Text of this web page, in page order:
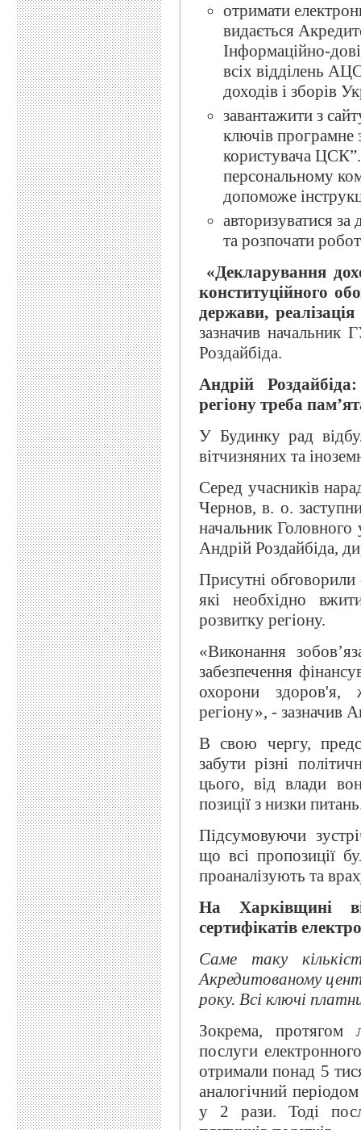
отримати
видається
Інформаційно-
всіх відділень
доходів і зборів
завантажити з
ключів програмне
користувача
персональному
допоможе
авторизуватися
та розпочати
«Декларування
конституційного
держави,
зазначив начальник
Роздайбіда.
Андрій
регіону треба
У Будинку рад
вітчизняних та
Серед учасників
Чернов, в. о.
начальник Головного
Андрій Роздайбіда,
Присутні обговорили
які необхідно
розвитку регіону.
«Виконання
забезпечення
охорони здоров'я,
регіону», - зазначив
В свою чергу,
забути різні
цього, від влади
позиції з низки
Підсумовуючи
що всі пропозиції
проаналізують та
На Харківщині
сертифікатів
Саме таку
Акредитованому
року. Всі ключі
Зокрема, протягом
послуги
отримали понад 5
аналогічний
у 2 рази. Тоді